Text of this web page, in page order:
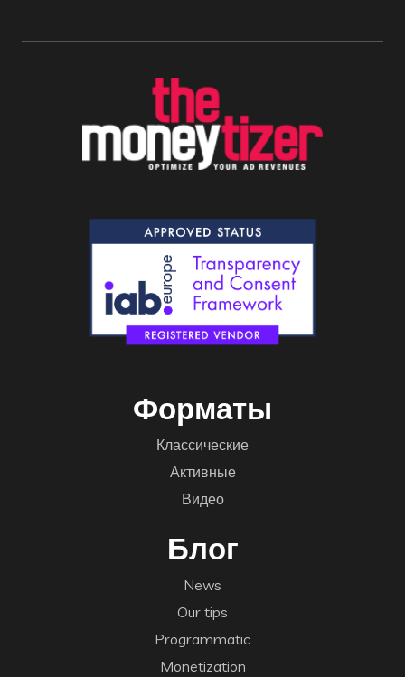
Форматы
Классические
Активные
Видео
Блог
News
Our tips
Programmatic
Monetization